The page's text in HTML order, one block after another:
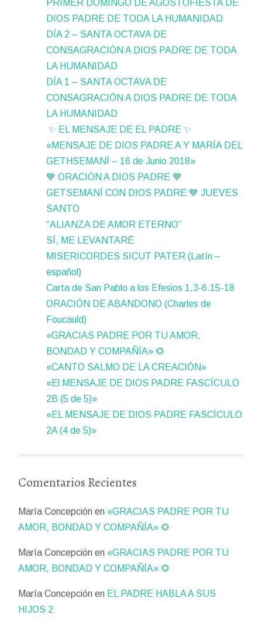
PRIMER DOMINGO DE AGOSTOFIESTA DE
DIOS PADRE DE TODA LA HUMANIDAD
DÍA 2 – SANTA OCTAVA DE
CONSAGRACIÓN A DIOS PADRE DE TODA
LA HUMANIDAD
DÍA 1 – SANTA OCTAVA DE
CONSAGRACIÓN A DIOS PADRE DE TODA
LA HUMANIDAD
✨ EL MENSAJE DE EL PADRE ✨
«MENSAJE DE DIOS PADRE A Y MARÍA DEL
GETHSEMANÍ – 16 de Junio 2018»
💙 ORACIÓN A DIOS PADRE 💙
GETSEMANÍ CON DIOS PADRE 💙 JUEVES
SANTO
“ALIANZA DE AMOR ETERNO”
SÍ, ME LEVANTARÉ
MISERICORDES SICUT PATER (Latín –
español)
Carta de San Pablo a los Efesios 1,3-6.15-18
ORACIÓN DE ABANDONO (Charles de
Foucauld)
«GRACIAS PADRE POR TU AMOR,
BONDAD Y COMPAÑÍA» 🌻
«CANTO SALMO DE LA CREACIÓN»
«El MENSAJE DE DIOS PADRE FASCÍCULO
2B (5 de 5)»
«EL MENSAJE DE DIOS PADRE FASCÍCULO
2A (4 de 5)»
Comentarios Recientes
María Concepción en «GRACIAS PADRE POR TU
AMOR, BONDAD Y COMPAÑÍA» 🌻
María Concepción en «GRACIAS PADRE POR TU
AMOR, BONDAD Y COMPAÑÍA» 🌻
María Concepción en EL PADRE HABLA A SUS
HIJOS 2